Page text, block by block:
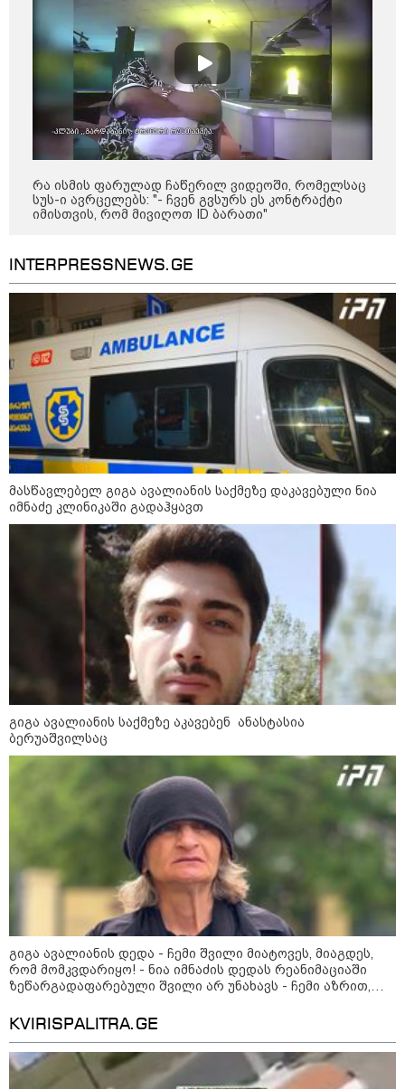
"სკოლის ფორმების
რეალიზაცია 1-ელი
სექტემბრიდან დაიწყება და
იქნება როგორც საცალო, ასევე
ონლაინ გაყიდვის რეჟიმი" -
გივი მიქანაძე
კატეგორიის ყველა სიახლე
ბინების 68% გაყიდულია - კვლევა
„ერთი მხრივ დენი ძვირდება, მისი
მეოცედი მაინინგში მიდის" - სად
მიდის ჩვენი დენი?
რა მანძილზე აფიქსირებს კამერა
გზებზე მანქანის სიჩქარეს -
მითები ფოტორადარებზე
14:40 / 05-08-2026
პუტინმა უკრაინის წინააღმდეგ მებრძოლი
საკადრო ცვლილებები განახორციელა
12:46 / 01-08-2026
რა ისმის ფარულად ჩაწერილ ვიდეოში, რომელსაც
სუს-ი ავრცელებს: "- ჩვენ გვსურს ეს კონტრაქტი
იმისთვის, რომ მივიღოთ ID ბარათი"
INTERPRESSNEWS.GE
მასწავლებელ გიგა ავალიანის საქმეზე დაკავებული ნია
იმნაძე კლინიკაში გადაჰყავთ
გიგა ავალიანის საქმეზე აკავებენ ანასტასია
ბერუაშვილსაც
გიგა ავალიანის დედა - ჩემი შვილი მიატოვეს, მიაგდეს,
რომ მომკვდარიყო! - ნია იმნაძის დედას რეანიმაციაში
ზეწარგადაფარებული შვილი არ უნახავს - ჩემი აზრით,
KVIRISPALITRA.GE